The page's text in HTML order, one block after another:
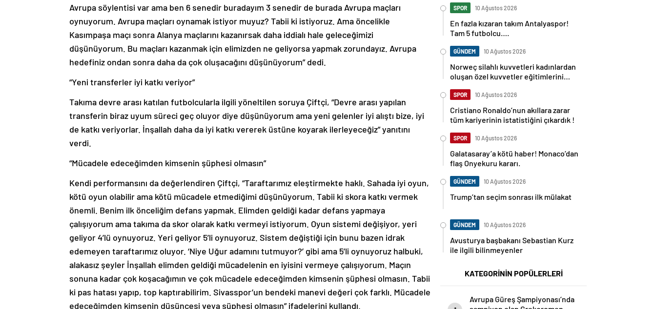
Avrupa söylentisi var ama ben 6 senedir buradayım 3 senedir de burada Avrupa maçları
oynuyorum. Avrupa maçları oynamak istiyor muyuz? Tabii ki istiyoruz. Ama öncelikle
Kasımpaşa maçı sonra Alanya maçlarını kazanırsak daha iddialı hale geleceğimizi
düşünüyorum. Bu maçları kazanmak için elimizden ne geliyorsa yapmak zorundayız. Avrupa
hedefiniz ondan sonra daha da çok oluşacağını düşünüyorum” dedi.
“Yeni transferler iyi katkı veriyor”
Takıma devre arası katılan futbolcularla ilgili yöneltilen soruya Çiftçi, “Devre arası yapılan
transferin biraz uyum süreci geç oluyor diye düşünüyorum ama yeni gelenler iyi alıştı bize, iyi
de katkı veriyorlar. İnşallah daha da iyi katkı vererek üstüne koyarak ilerleyeceğiz” yanıtını
verdi.
“Mücadele edeceğimden kimsenin şüphesi olmasın”
Kendi performansını da değerlendiren Çiftçi, “Taraftarımız eleştirmekte haklı. Sahada iyi oyun,
kötü oyun olabilir ama kötü mücadele etmediğimi düşünüyorum. Tabii ki skora katkı vermek
önemli. Benim ilk önceliğim defans yapmak. Elimden geldiği kadar defans yapmaya
çalışıyorum ama takıma da skor olarak katkı vermeyi istiyorum. Oyun sistemi değişiyor, yeri
geliyor 4’lü oynuyoruz. Yeri geliyor 5’li oynuyoruz. Sistem değiştiği için bunu bazen idrak
edemeyen taraftarımız oluyor. ‘Niye Uğur adamını tutmuyor?’ gibi ama 5’li oynuyoruz halbuki,
alakasız şeyler İnşallah elimden geldiği mücadelenin en iyisini vermeye çalışıyorum. Maçın
sonuna kadar çok koşacağımın ve çok mücadele edeceğimden kimsenin şüphesi olmasın. Tabii
ki pas hatası yapıp, top kaptırabilirim. Sivasspor’un bendeki manevi değeri çok farklı. Mücadele
edeceğimden kimsenin düşüncesi veya şüphesi olmasın” ifadelerini kullandı.
SPOR 10 Ağustos 2026
En fazla kızaran takım Antalyaspor!
Tam 5 futbolcu….
GÜNDEM 10 Ağustos 2026
Norweç silahlı kuvvetleri kadınlardan
oluşan özel kuvvetler eğitimlerini
SPOR 10 Ağustos 2026
Cristiano Ronaldo’nun akıllara zarar
tüm kariyerinin istatistiğini çıkardık !
SPOR 10 Ağustos 2026
Galatasaray’a kötü haber! Monaco’dan
flaş Onyekuru kararı.
GÜNDEM 10 Ağustos 2026
Trump’tan seçim sonrası ilk mülakat
GÜNDEM 10 Ağustos 2026
Avusturya başbakanı Sebastian Kurz
ile ilgili bilinmeyenler
KATEGORİNİN POPÜLERLERİ
Avrupa Güreş Şampiyonası’nda